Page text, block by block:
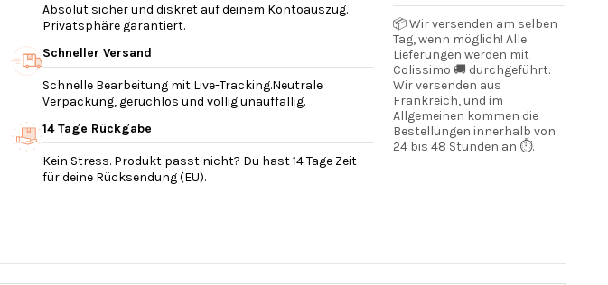
Absolut sicher und diskret auf deinem Kontoauszug.
Privatsphäre garantiert.
Schneller Versand
Schnelle Bearbeitung mit Live-Tracking.Neutrale
Verpackung, geruchlos und völlig unauffällig.
14 Tage Rückgabe
Kein Stress. Produkt passt nicht? Du hast 14 Tage Zeit
für deine Rücksendung (EU).
📦 Wir versenden am selben
Tag, wenn möglich! Alle
Lieferungen werden mit
Colissimo 🚚 durchgeführt.
Wir versenden aus
Frankreich, und im
Allgemeinen kommen die
Bestellungen innerhalb von
24 bis 48 Stunden an ⏱️.